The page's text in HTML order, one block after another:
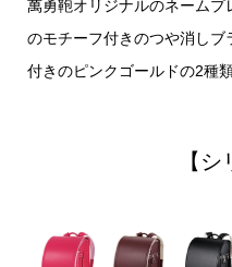
萬勇鞄オリジナルのネームプ
のモチーフ付きのつや消し
付きのピンクゴールドの2種
【シ